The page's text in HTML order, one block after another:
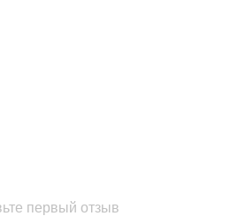
первый отзыв